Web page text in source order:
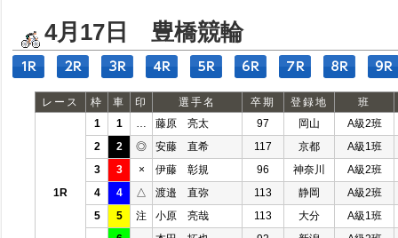
4月17日 豊橋競輪
レース 枠 車 印 選手名 卒期 登録地 班
1R
1 1 藤原 亮太 97 岡山
A級2班
2
2 ◎ 安藤 直希 117 京都
A級1班
3
3 × 伊藤 彰規 96 神奈川
A級2班
4
4 △ 渡邉 直弥 113 静岡
A級2班
5
5 注 小原 亮哉 113 大分 A級1班